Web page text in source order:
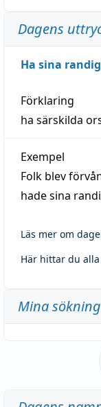
Dagens
Ha sina
Förklaring
ha särskilda
Exempel
Folk blev
hade sina
Läs mer om
Här hittar du
Mina